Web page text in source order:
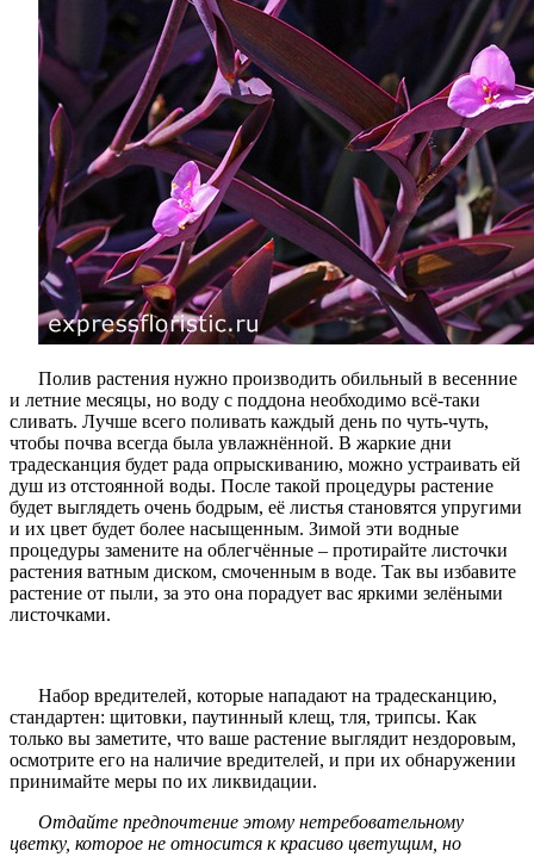
Полив растения нужно производить обильный в весенние
и летние месяцы, но воду с поддона необходимо всё-таки
сливать. Лучше всего поливать каждый день по чуть-чуть,
чтобы почва всегда была увлажнённой. В жаркие дни
традесканция будет рада опрыскиванию, можно устраивать ей
душ из отстоянной воды. После такой процедуры растение
будет выглядеть очень бодрым, её листья становятся упругими
и их цвет будет более насыщенным. Зимой эти водные
процедуры замените на облегчённые – протирайте листочки
растения ватным диском, смоченным в воде. Так вы избавите
растение от пыли, за это она порадует вас яркими зелёными
листочками.
Набор вредителей, которые нападают на традесканцию,
стандартен: щитовки, паутинный клещ, тля, трипсы. Как
только вы заметите, что ваше растение выглядит нездоровым,
осмотрите его на наличие вредителей, и при их обнаружении
принимайте меры по их ликвидации.
Отдайте предпочтение этому нетребовательному
цветку, которое не относится к красиво цветущим, но